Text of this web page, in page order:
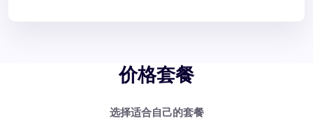
价格套餐
选择适合自己的套餐